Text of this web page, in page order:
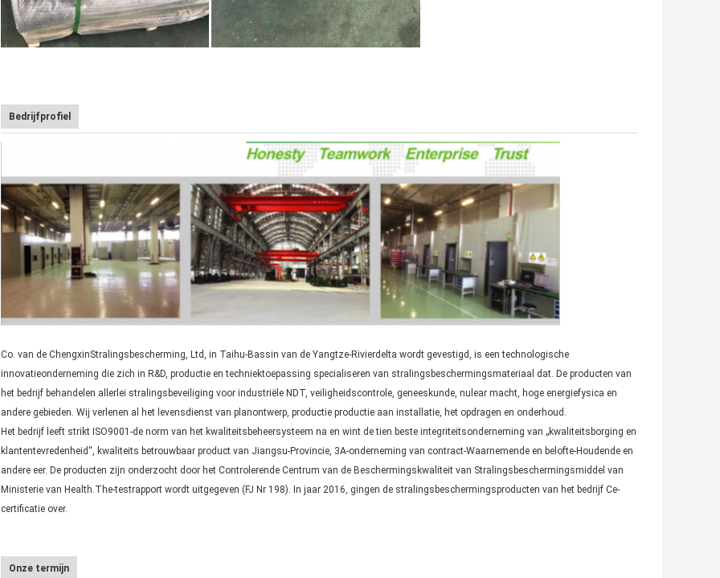
Bedrijfprofiel
Co. van de ChengxinStralingsbescherming, Ltd, in Taihu-Bassin van de Yangtze-Rivierdelta wordt gevestigd, is een technologische
innovatieonderneming die zich in R&D, productie en techniektoepassing specialiseren van stralingsbeschermingsmateriaal dat. De producten van
het bedrijf behandelen allerlei stralingsbeveiliging voor industriële NDT, veiligheidscontrole, geneeskunde, nulear macht, hoge energiefysica en
andere gebieden. Wij verlenen al het levensdienst van planontwerp, productie productie aan installatie, het opdragen en onderhoud.
Het bedrijf leeft strikt ISO9001-de norm van het kwaliteitsbeheersysteem na en wint de tien beste integriteitsonderneming van „kwaliteitsborging en
klantentevredenheid“, kwaliteits betrouwbaar product van Jiangsu-Provincie, 3A-onderneming van contract-Waarnemende en belofte-Houdende en
andere eer. De producten zijn onderzocht door het Controlerende Centrum van de Beschermingskwaliteit van Stralingsbeschermingsmiddel van
Ministerie van Health.The-testrapport wordt uitgegeven (FJ Nr 198). In jaar 2016, gingen de stralingsbeschermingsproducten van het bedrijf Ce-
certificatie over.
Onze termijn